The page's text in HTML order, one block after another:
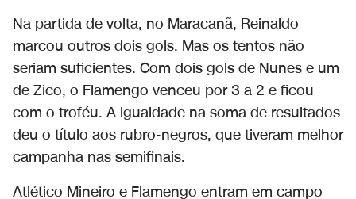
Na partida de volta, no Maracanã, Reinaldo
marcou outros dois gols. Mas os tentos não
seriam suficientes. Com dois gols de Nunes e um
de Zico, o Flamengo venceu por 3 a 2 e ficou
com o troféu. A igualdade na soma de resultados
deu o título aos rubro-negros, que tiveram melhor
campanha nas semifinais.
Atlético Mineiro e Flamengo entram em campo